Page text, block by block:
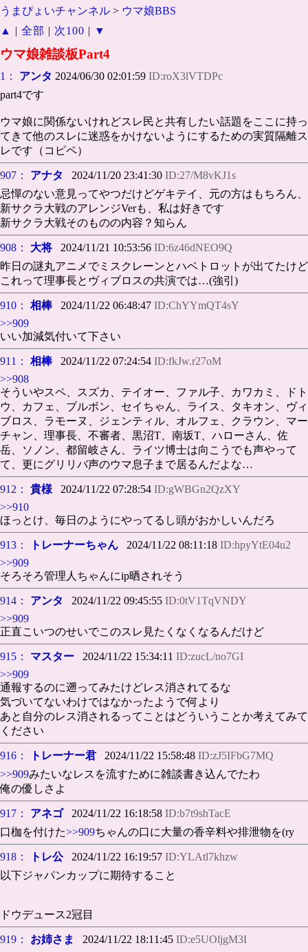
うまぴょいチャンネル > ウマ娘BBS
▲
| 全部 | 次100 | ▼
ウマ娘雑談板Part4
1： アンタ 2024/06/30 02:01:59 ID:roX3lVTDPc
part4です
ウマ娘に関係ないけれどスレ民と共有したい話題をここに持っ
てきて他のスレに迷惑をかけないようにするための実質隔離ス
レです（コピペ）
907： アナタ 2024/11/20 23:41:30 ID:27/M8vKJ1s
忌憚のない意見ってやつだけどゲキテイ、元の方はもちろん、
新サクラ大戦のアレンジVerも、私は好きです
新サクラ大戦そのものの内容？知らん
908： 大将 2024/11/21 10:53:56 ID:6z46dNEO9Q
昨日の謎丸アニメでミスクレーンとハベトロットが出てたけど
これって理事長とヴィブロスの共演では…(強引)
910： 相棒2024/11/22 06:48:47 ID:ChYYmQT4sY
>>909
いい加減気付いて下さい
911： 相棒2024/11/22 07:24:54 ID:fkJw.r27oM
>>908
そういやスペ、スズカ、テイオー、ファル子、カワカミ、ドト
ウ、カフェ、ブルボン、セイちゃん、ライス、タキオン、ヴィ
ブロス、ラモーヌ、ジェンティル、オルフェ、クラウン、マー
チャン、理事長、不審者、黒沼T、南坂T、ハローさん、佐
岳、ソノン、都留岐さん、ライツ博士は向こうでも声やって
て、更にグリリバ声のウマ息子まで居るんだよな…
912： 貴様 2024/11/22 07:28:54 ID:gWBGn2QzXY
>>910
ほっとけ、毎日のようにやってるし頭がおかしいんだろ
913： トレーナーちゃん 2024/11/22 08:11:18 ID:hpyYtE04u2
>>909
そろそろ管理人ちゃんにip晒されそう
914： アンタ 2024/11/22 09:45:55 ID:0tV1TqVNDY
>>909
正直こいつのせいでこのスレ見たくなくなるんだけど
915： マスター 2024/11/22 15:34:11 ID:zucL/no7GI
>>909
通報するのに遡ってみたけどレス消されてるな
気づいてないわけではなかったようで何より
あと自分のレス消されるってことはどういうことか考えてみて
ください
916： トレーナー君 2024/11/22 15:58:48 ID:zJ5IFbG7MQ
>>909みたいなレスを流すために雑談書き込んでたわ
俺の優しさよ
917： アネゴ2024/11/22 16:18:58 ID:b7t9shTacE
口枷を付けた>>909ちゃんの口に大量の香辛料や排泄物を(ry
918： トレ公2024/11/22 16:19:57 ID:YLAtl7khzw
以下ジャパンカップに期待すること
ドウデュース2冠目
919： お姉さま 2024/11/22 18:11:45 ID:e5UOljgM3I